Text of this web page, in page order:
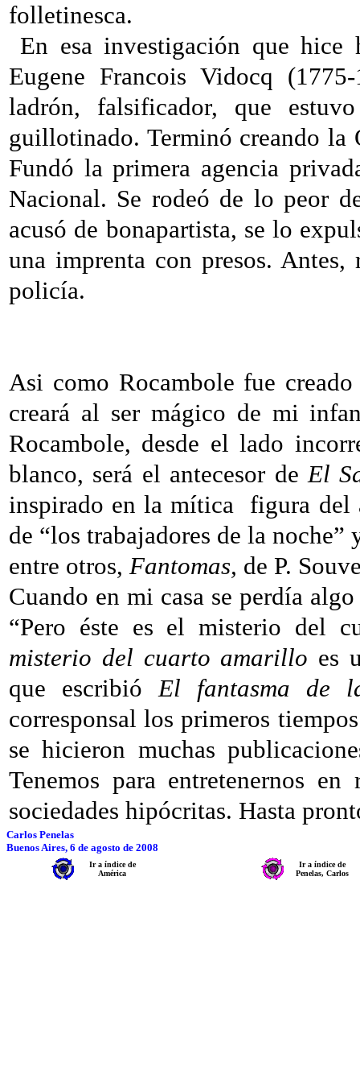
folletinesca.
En esa investigación que hice
Eugene Francois Vidocq
ladrón, falsificador, que
guillotinado. Terminó creando la
Fundó la primera agencia
Nacional. Se rodeó de lo peor
acusó de bonapartista, se lo
una imprenta con presos.
policía.
Asi como Rocambole fue
creará al ser mágico de mi
Rocambole, desde el lado
blanco, será el antecesor deEl
inspirado en la mítica figura del
de “los trabajadores de la
entre otros, Fantomas, de P.
Cuando en mi casa se perdía
“Pero éste es el misterio del
misterio del cuarto amarillo es
que escribióEl fantasma de
corresponsal los primeros
se hicieron muchas
Tenemos para entretenernos
sociedades hipócritas. Hasta
Carlos Penelas
Buenos Aires, 6 de agosto de 2008
Ir a índice de
América
Ir a índice de
Penelas, Carlos